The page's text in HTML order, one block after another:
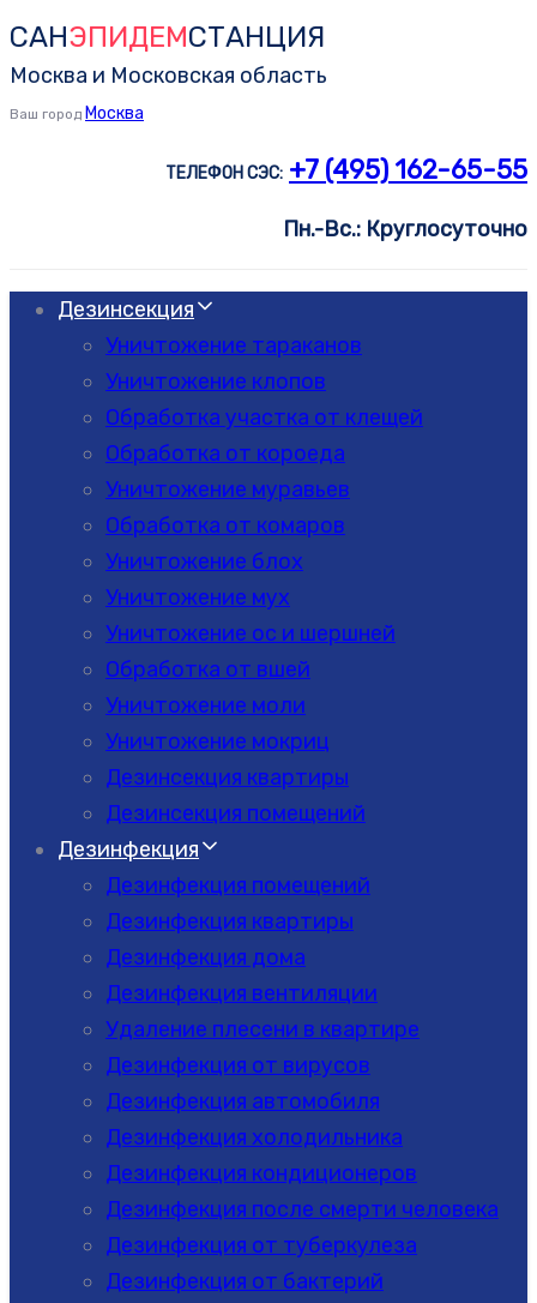
Skip
links
Skip
to
primary
САНЭПИДЕМСТАНЦИЯ
Москва и Московская область
Ваш город Москва
ТЕЛЕФОН СЭС: +7 (495) 162-65-55
Пн.-Вс.: Круглосуточно
Дезинсекция
Уничтожение тараканов
Уничтожение клопов
Обработка участка от клещей
Обработка от короеда
Уничтожение муравьев
Обработка от комаров
Уничтожение блох
Уничтожение мух
Уничтожение ос и шершней
Обработка от вшей
Уничтожение моли
Уничтожение мокриц
Дезинсекция квартиры
Дезинсекция помещений
Дезинфекция
Дезинфекция помещений
Дезинфекция квартиры
Дезинфекция дома
Дезинфекция вентиляции
Удаление плесени в квартире
Дезинфекция от вирусов
Дезинфекция автомобиля
Дезинфекция холодильника
Дезинфекция кондиционеров
Дезинфекция после смерти человека
Дезинфекция от туберкулеза
Дезинфекция от бактерий